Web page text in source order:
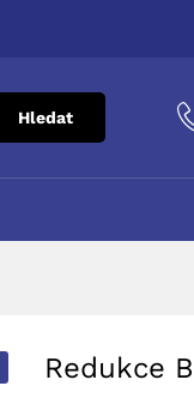
Hledat
Redukce